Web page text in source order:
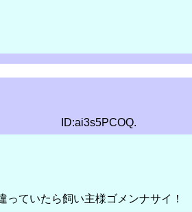
ID:ai3s5PCOQ.
ていたら飼い主様ゴメンナサイ！